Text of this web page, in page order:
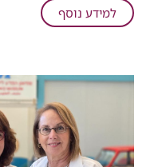
האדמה:
700
הועברו
למידע נוסףעל
מסע
האדמה:
700
מאושפזים
ברמב"ם
הועברו